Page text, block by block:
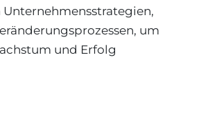
um
und Erfolg